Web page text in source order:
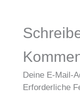
Deine E-Mail-
Erforderliche